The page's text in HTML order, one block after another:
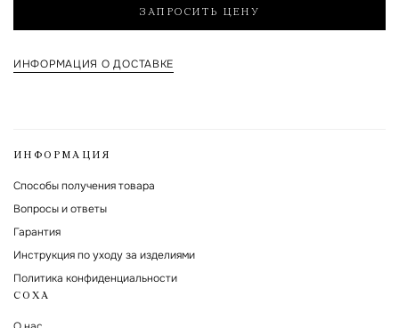
Форма защищена Google reCAPTCHA.ЗАПРОСИТЬ ЦЕНУ
ИНФОРМАЦИЯ О ДОСТАВКЕ
ИНФОРМАЦИЯ
Способы получения товара
Вопросы и ответы
Гарантия
Инструкция по уходу за изделиями
Политика конфиденциальности
СОХА